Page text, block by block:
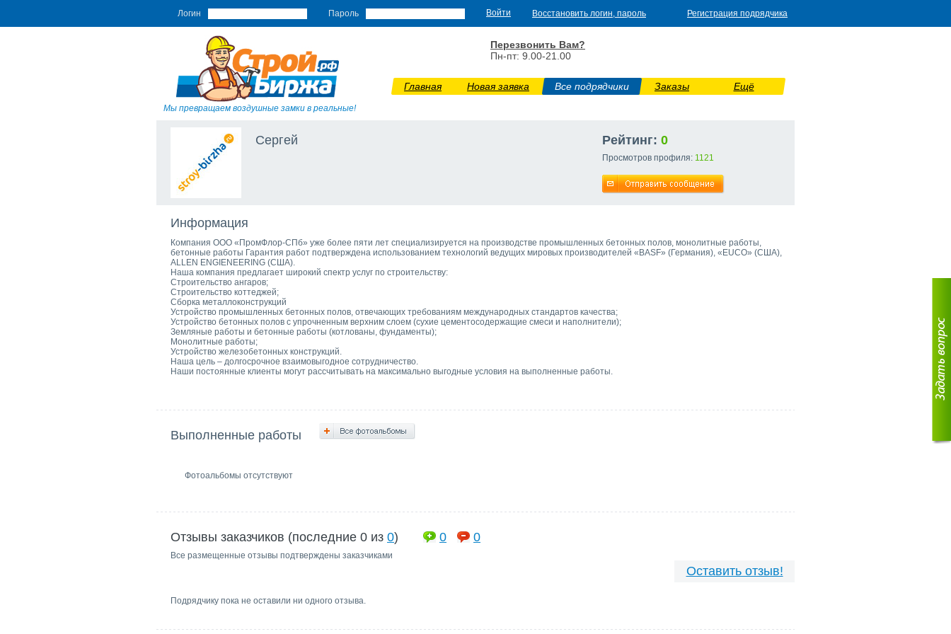
Логин Пароль Восстановить логин, пароль Регистрация подрядчика
Мы превращаем воздушные замки в реальные!
Перезвонить Вам?
Пн-пт: 9.00-21.00
Главная Новая заявка Все подрядчики Заказы Ещё
Сергей Рейтинг: 0
Просмотров профиля: 1121
Информация
Компания ООО «ПромФлор-СПб» уже более пяти лет специализируется на производстве промышленных бетонных полов, монолитные работы,
бетонные работы Гарантия работ подтверждена использованием технологий ведущих мировых производителей «BASF» (Германия), «EUCO» (США),
ALLEN ENGIENEERING (США).
Наша компания предлагает широкий спектр услуг по строительству:
Строительство ангаров;
Строительство коттеджей;
Сборка металлоконструкций
Устройство промышленных бетонных полов, отвечающих требованиям международных стандартов качества;
Устройство бетонных полов с упрочненным верхним слоем (сухие цементосодержащие смеси и наполнители);
Земляные работы и бетонные работы (котлованы, фундаменты);
Монолитные работы;
Устройство железобетонных конструкций.
Наша цель – долгосрочное взаимовыгодное сотрудничество.
Наши постоянные клиенты могут рассчитывать на максимально выгодные условия на выполненные работы.
Выполненные работы
Фотоальбомы отсутствуют
Отзывы заказчиков (последние 0 из 0) 0 0
Все размещенные отзывы подтверждены заказчиками
Оставить отзыв!
Подрядчику пока не оставили ни одного отзыва.